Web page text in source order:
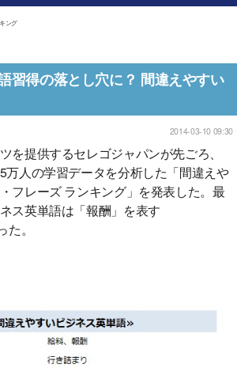
ング
習得の落とし穴に？ 間違えやすい
2014-03-10 09:30
を提供するセレゴジャパンが先ごろ、
万人の学習データを分析した「間違えや
フレーズ ランキング」を発表した。最
ス英単語は「報酬」を表す
た。